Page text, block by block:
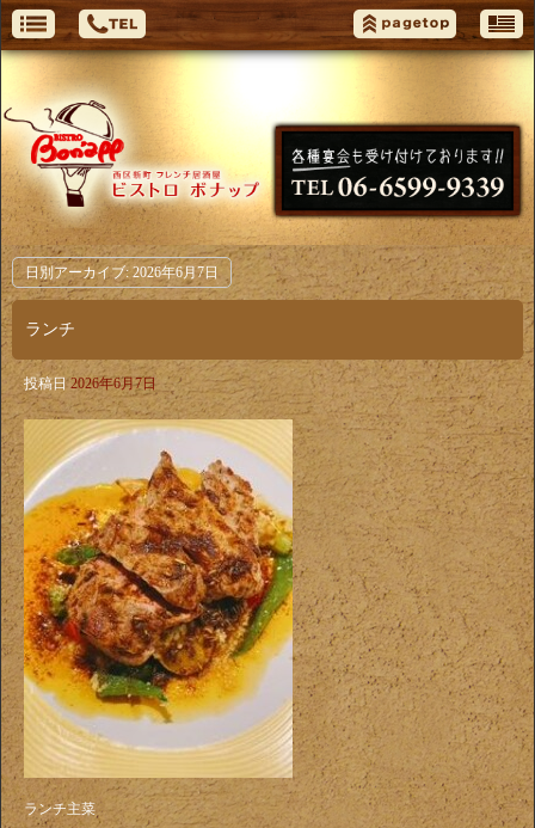
日別アーカイブ: 2026年6月7日
ランチ
投稿日 2026年6月7日
ランチ主菜